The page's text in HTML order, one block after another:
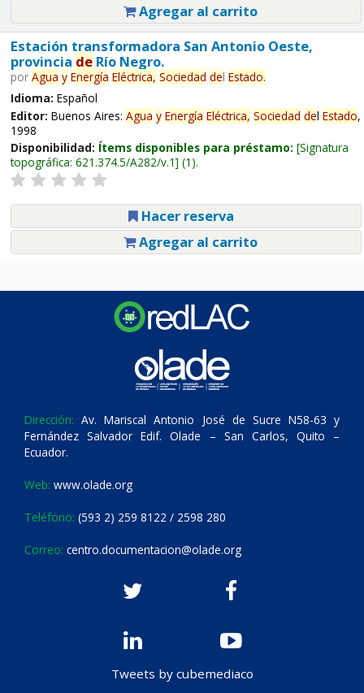
Agregar al carrito
Estación transformadora San Antonio Oeste,
provincia deRío Negro.
por Agua y Energía Eléctrica, Sociedad del Estado.
Idioma: Español
Editor: Buenos Aires: Agua y Energía Eléctrica, Sociedad del Estado,
1998
Disponibilidad: Ítems disponibles para préstamo: Signatura
topográfica: 621.374.5/A282/v.1 (1).
Hacer reserva
Agregar al carrito
Dirección: Av. Mariscal Antonio José de Sucre N58-63 y
Fernández Salvador Edif. Olade – San Carlos, Quito –
Ecuador.
Web: www.olade.org
Teléfono: (593 2) 259 8122 / 2598 280
Correo: centro.documentacion@olade.org
Tweets by cubemediaco